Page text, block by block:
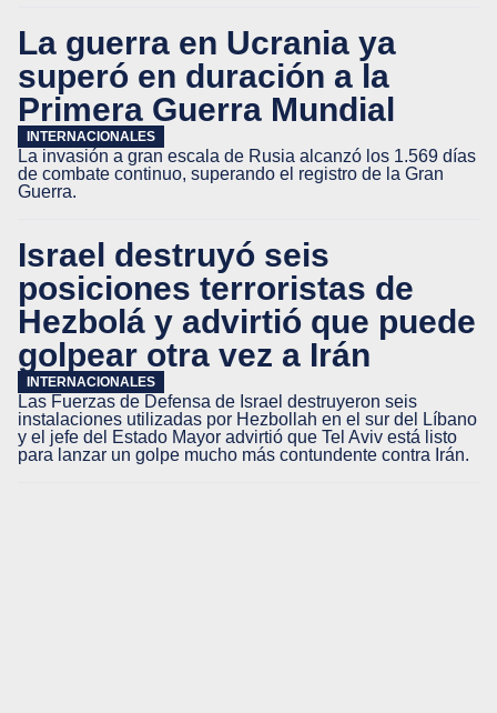
La guerra en Ucrania ya
superó en duración a la
Primera Guerra Mundial
INTERNACIONALES
La invasión a gran escala de Rusia alcanzó los 1.569 días
de combate continuo, superando el registro de la Gran
Guerra.
Israel destruyó seis
posiciones terroristas de
Hezbolá y advirtió que puede
golpear otra vez a Irán
INTERNACIONALES
Las Fuerzas de Defensa de Israel destruyeron seis
instalaciones utilizadas por Hezbollah en el sur del Líbano
y el jefe del Estado Mayor advirtió que Tel Aviv está listo
para lanzar un golpe mucho más contundente contra Irán.